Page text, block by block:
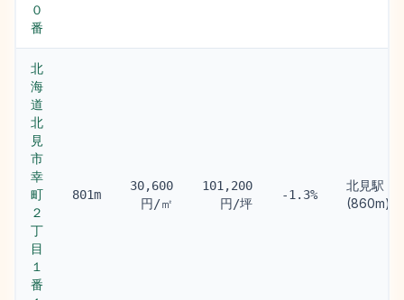
０
番
北
海
道
北
見
市
幸
町
２
丁
目
１
番
801m
30,600
円/㎡
101,200
円/坪
-1.3%
北見駅
(860m)